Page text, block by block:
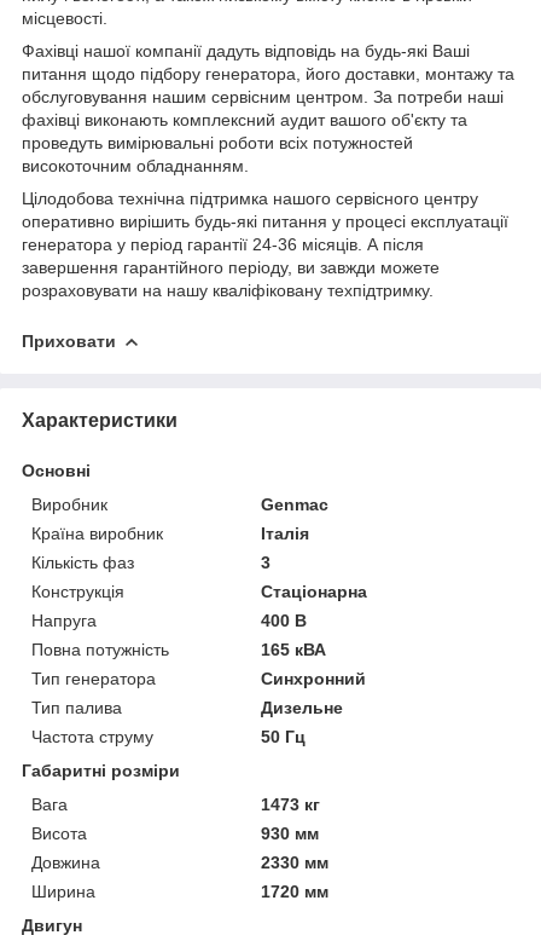
місцевості.
Фахівці нашої компанії дадуть відповідь на будь-які Ваші
питання щодо підбору генератора, його доставки, монтажу та
обслуговування нашим сервісним центром. За потреби наші
фахівці виконають комплексний аудит вашого об'єкту та
проведуть вимірювальні роботи всіх потужностей
високоточним обладнанням.
Цілодобова технічна підтримка нашого сервісного центру
оперативно вирішить будь-які питання у процесі експлуатації
генератора у період гарантії 24-36 місяців. А після
завершення гарантійного періоду, ви завжди можете
розраховувати на нашу кваліфіковану техпідтримку.
Приховати
Характеристики
Основні
Виробник
Genmac
Країна виробник
Італія
Кількість фаз
3
Конструкція
Стаціонарна
Напруга
400 В
Повна потужність
165 кВА
Тип генератора
Синхронний
Тип палива
Дизельне
Частота струму
50 Гц
Габаритні розміри
Вага
1473 кг
Висота
930 мм
Довжина
2330 мм
Ширина
1720 мм
Двигун